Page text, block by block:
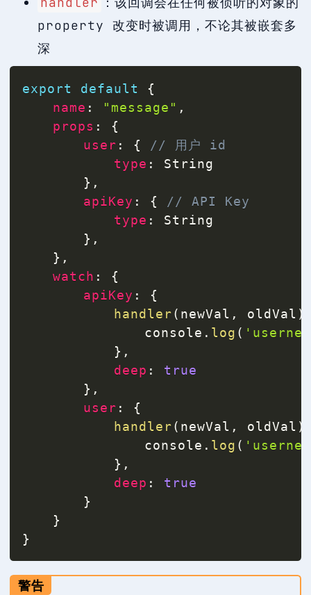
property 改变时被调用，不论其被嵌套多
深
export default
{
name : "message" ,
props :
{
user : {
// 用户 id
type :
String
} ,
apiKey : {
// API Key
type :
String
} ,
} ,
watch :
{
apiKey :
{
handler( newVal , oldVal )
				console
. log (
} ,
deep :
true
} ,
user :
{
handler( newVal , oldVal )
				console
. log (
} ,
deep :
true
}
}
}
警告